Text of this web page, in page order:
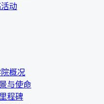
动
概况
与使命
里程碑